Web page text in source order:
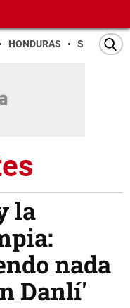
HONDURAS SAN PEDRO
la
nada
Danlí'